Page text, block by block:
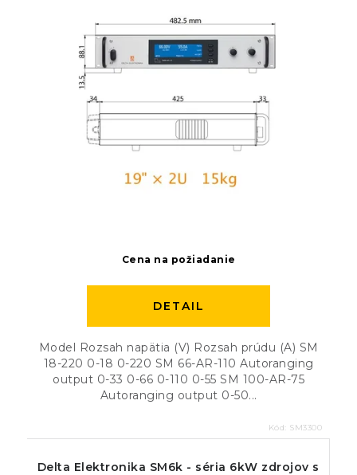
Cena na požiadanie
DETAIL
Model Rozsah napätia (V) Rozsah prúdu (A) SM
18-220 0-18 0-220 SM 66-AR-110 Autoranging
output 0-33 0-66 0-110 0-55 SM 100-AR-75
Autoranging output 0-50...
Kód: SM3300
Delta Elektronika SM6k - séria 6kW zdrojov s